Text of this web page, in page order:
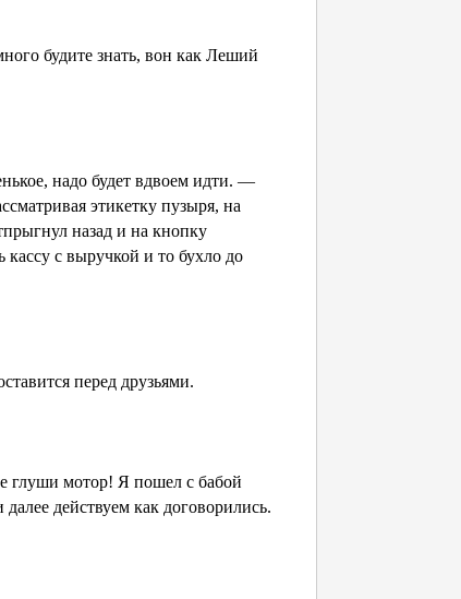
будите знать, вон как Леший
надо будет вдвоем идти. —
этикетку пузыря, на
назад и на кнопку
с выручкой и то бухло до
перед друзьями.
мотор! Я пошел с бабой
действуем как договорились.